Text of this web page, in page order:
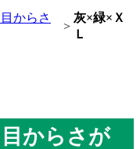
からさ
>
灰×緑×Ｘ
Ｌ
からさが